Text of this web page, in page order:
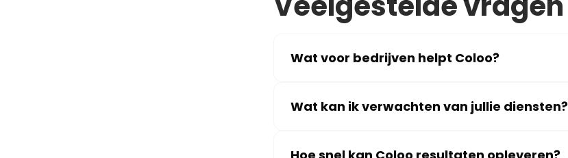
Wat voor bedrijven helpt Coloo?
Wat kan ik verwachten van jullie diensten?